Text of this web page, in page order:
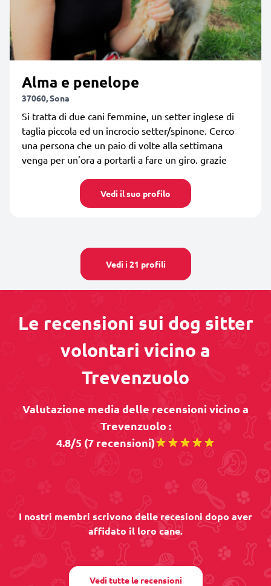
Alma e penelope
37060, Sona
Si tratta di due cani femmine, un setter inglese di
taglia piccola ed un incrocio setter/spinone. Cerco
una persona che un paio di volte alla settimana
venga per un'ora a portarli a fare un giro. grazie
Vedi il suo profilo
Vedi i 21 profili
Le recensioni sui dog sitter
volontari vicino a
Trevenzuolo
Valutazione media delle recensioni vicino a
Trevenzuolo :
4.8/5 (7 recensioni)
I nostri membri scrivono delle recesioni dopo aver
affidato il loro cane.
Vedi tutte le recensioni